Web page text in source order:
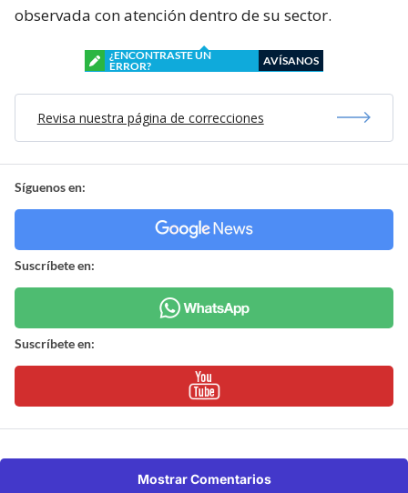
observada con atención dentro de su sector.
¿ENCONTRASTE UN
ERROR?
AVÍSANOS
Revisa nuestra página de correcciones
Síguenos en:
Suscríbete en:
Suscríbete en:
Mostrar Comentarios